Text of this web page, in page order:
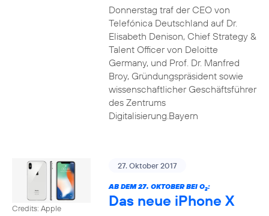
Donnerstag traf der CEO von
Telefónica Deutschland auf Dr.
Elisabeth Denison, Chief Strategy &
Talent Officer von Deloitte
Germany, und Prof. Dr. Manfred
Broy, Gründungspräsident sowie
wissenschaftlicher Geschäftsführer
des Zentrums
Digitalisierung.Bayern
Credits: Apple
27. Oktober 2017
AB DEM 27. OKTOBER BEI O2:
Das neue iPhone X